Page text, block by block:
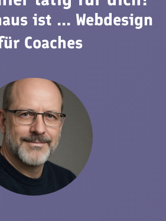
ist ... Webdesign
Coaches